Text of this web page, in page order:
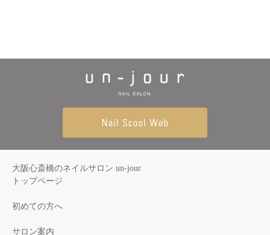
大阪心斎橋のネイルサロン un-jour
トップページ
初めての方へ
サロン案内